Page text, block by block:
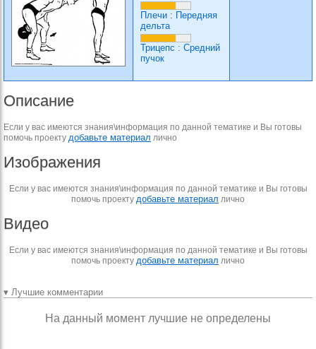
Плечи : Передняя
дельта
Трицепс : Средний
пучок
Описание
Если у вас имеются знания\информация по данной тематике и Вы готовы
помочь проекту добавьте материал лично
Изображения
Если у вас имеются знания\информация по данной тематике и Вы готовы
помочь проекту добавьте материал лично
Видео
Если у вас имеются знания\информация по данной тематике и Вы готовы
помочь проекту добавьте материал лично
▾ Лучшие комментарии
На данный момент лучшие не определены